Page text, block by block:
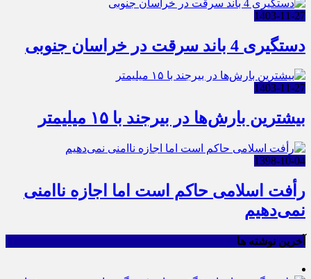
1403-11-27
دستگیری 4 باند سرقت در خراسان جنوبی
1403-11-27
بیشترین بارش‌ها در بیرجند با ۱۵ میلیمتر
1398-10-04
رأفت اسلامی حاکم است اما اجازه ناامنی
نمی‌دهیم
آخرین نوشته ها